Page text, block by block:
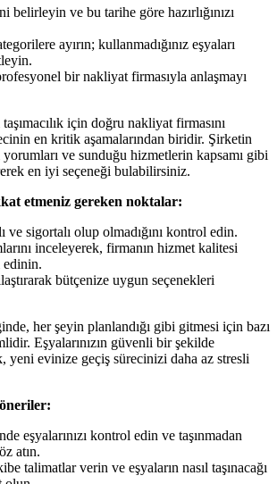
belirleyin ve bu tarihe göre hazırlığınızı
ayırın; kullanmadığınız eşyaları
bir nakliyat firmasıyla anlaşmayı
için doğru nakliyat firmasını
en kritik aşamalarından biridir. Şirketin
ve sunduğu hizmetlerin kapsamı gibi
en iyi seçeneği bulabilirsiniz.
etmeniz gereken noktalar:
ve sigortalı olup olmadığını kontrol edin.
inceleyerek, firmanın hizmet kalitesi
edinin.
bütçenize uygun seçenekleri
her şeyin planlandığı gibi gitmesi için bazı
Eşyalarınızın güvenli bir şekilde
yeni evinize geçiş sürecinizi daha az stresli
eşyalarınızı kontrol edin ve taşınmadan
atın.
talimatlar verin ve eşyaların nasıl taşınacağı